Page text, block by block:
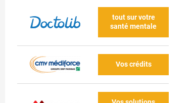
tout sur votre
santé mentale
Vos crédits